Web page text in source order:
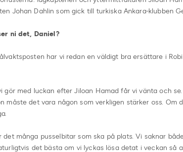
Johan Dahlin som gick till turkiska Ankara-klubben
ni det, Daniel?
har vi redan en väldigt bra ersättare i
gör med luckan efter Jiloan Hamad får vi vänta och
måste det vara någon som verkligen stärker oss.
det många pusselbitar som ska på plats. Vi saknar
det bästa om vi lyckas lösa detat i veckan så